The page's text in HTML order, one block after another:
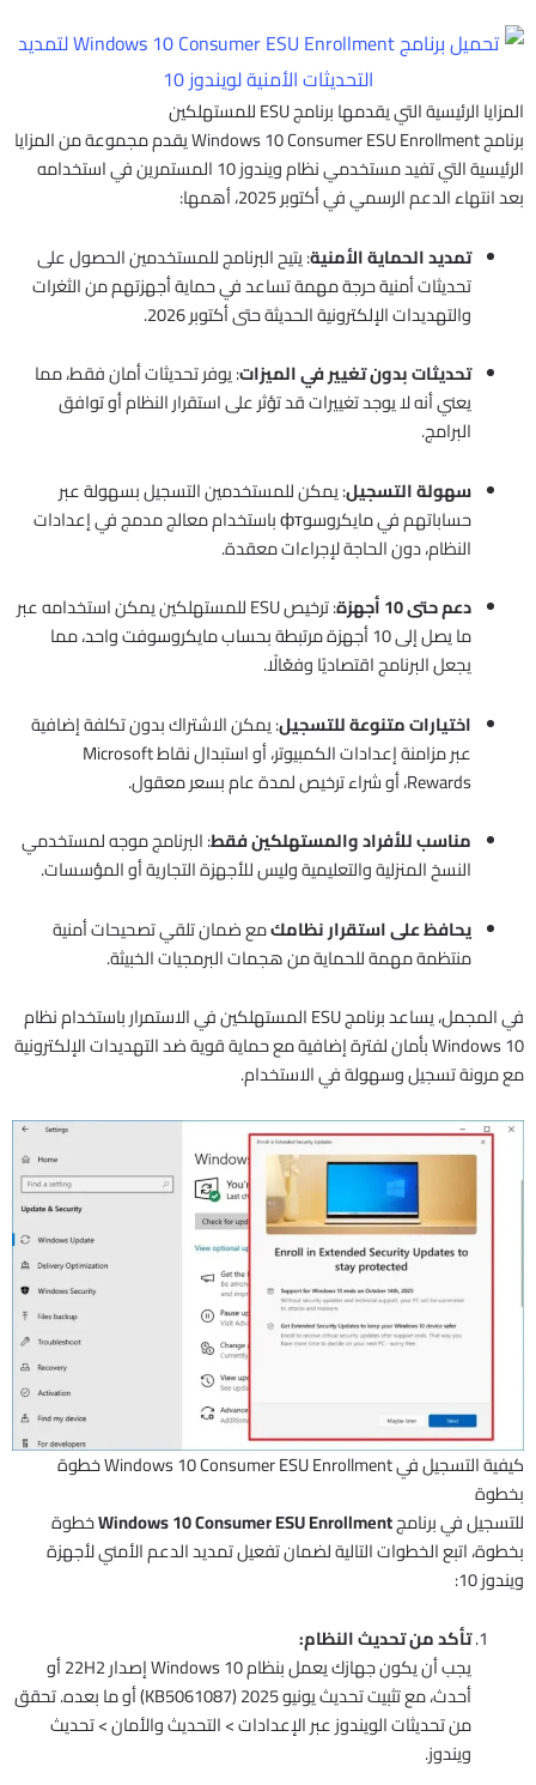
المزايا الرئيسية التي يقدمها برنامج ESU للمستهلكين
برنامج Windows 10 Consumer ESU Enrollment يقدم مجموعة من المزايا
الرئيسية التي تفيد مستخدمي نظام ويندوز 10 المستمرين في استخدامه
بعد انتهاء الدعم الرسمي في أكتوبر 2025، أهمها:
تمديد الحماية الأمنية: يتيح البرنامج للمستخدمين الحصول على
تحديثات أمنية حرجة مهمة تساعد في حماية أجهزتهم من الثغرات
والتهديدات الإلكترونية الحديثة حتى أكتوبر 2026.
تحديثات بدون تغيير في الميزات: يوفر تحديثات أمان فقط، مما
يعني أنه لا يوجد تغييرات قد تؤثر على استقرار النظام أو توافق
البرامج.
سهولة التسجيل: يمكن للمستخدمين التسجيل بسهولة عبر
حساباتهم في مايكروسوфт باستخدام معالج مدمج في إعدادات
النظام، دون الحاجة لإجراءات معقدة.
دعم حتى 10 أجهزة
: ترخيص ESU للمستهلكين يمكن استخدامه عبر
ما يصل إلى 10 أجهزة مرتبطة بحساب مايكروسوفت واحد، مما
يجعل البرنامج اقتصاديًا وفعّالًا.
اختيارات متنوعة للتسجيل: يمكن الاشتراك بدون تكلفة إضافية
عبر مزامنة إعدادات الكمبيوتر، أو استبدال نقاط Microsoft
Rewards، أو شراء ترخيص لمدة عام بسعر معقول.
مناسب للأفراد والمستهلكين فقط: البرنامج موجه لمستخدمي
النسخ المنزلية والتعليمية وليس للأجهزة التجارية أو المؤسسات.
يحافظ على استقرار نظامكمع ضمان تلقي تصحيحات أمنية
منتظمة مهمة للحماية من هجمات البرمجيات الخبيثة.
في المجمل، يساعد برنامج ESU المستهلكين في الاستمرار باستخدام نظام
Windows 10 بأمان لفترة إضافية مع حماية قوية ضد التهديدات الإلكترونية
مع مرونة تسجيل وسهولة في الاستخدام.​
كيفية التسجيل في Windows 10 Consumer ESU Enrollment خطوة
بخطوة
للتسجيل في برنامجWindows 10 Consumer ESU Enrollmentخطوة
بخطوة، اتبع الخطوات التالية لضمان تفعيل تمديد الدعم الأمني لأجهزة
ويندوز 10:
تأكد من تحديث النظام:
يجب أن يكون جهازك يعمل بنظام Windows 10 إصدار 22H2 أو
أحدث، مع تثبيت تحديث يونيو 2025 (KB5061087) أو ما بعده. تحقق
من تحديثات الويندوز عبر الإعدادات > التحديث والأمان > تحديث
ويندوز.